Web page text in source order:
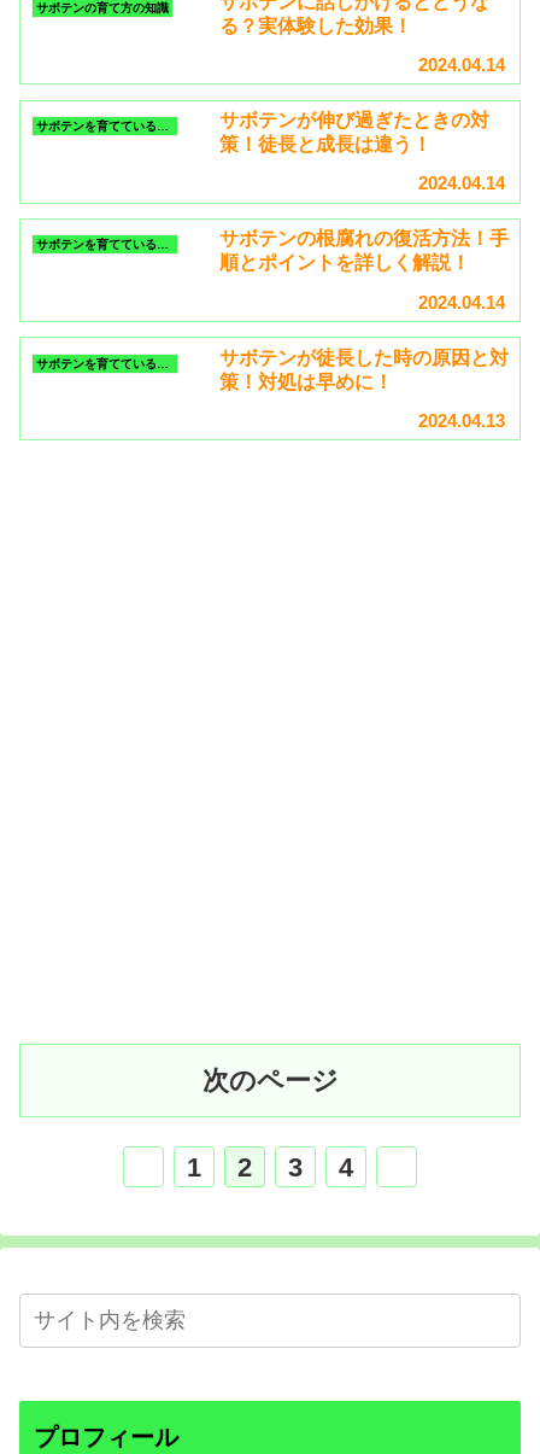
サボテンの育て方の知識
る？実体験した効果！
2024.04.14
サボテンが伸び過ぎたときの対
策！徒長と成長は違う！
2024.04.14
サボテンを育てているいる時のトラブル
サボテンの根腐れの復活方法！手
順とポイントを詳しく解説！
2024.04.14
サボテンが徒長した時の原因と対
策！対処は早めに！
2024.04.13
次のページ
1 2 3 4
プロフィール